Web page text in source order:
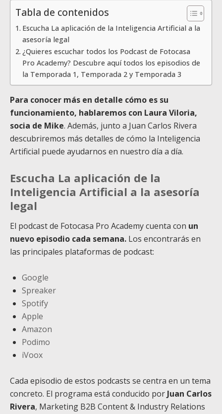
Tabla de contenidos
Escucha La aplicación de la Inteligencia Artificial a la
asesoría legal
¿Quieres escuchar todos los Podcast de Fotocasa
Pro Academy? Descubre aquí todos los episodios de
la Temporada 1, Temporada 2 y Temporada 3
Para conocer más en detalle cómo es su
funcionamiento, hablaremos con Laura Viloria,
socia de Mike. Además, junto a Juan Carlos Rivera
descubriremos más detalles de cómo la Inteligencia
Artificial puede ayudarnos en nuestro día a día.
Escucha La aplicación de la
Inteligencia Artificial a la asesoría
legal
El podcast de Fotocasa Pro Academy cuenta con un
nuevo episodio cada semana. Los encontrarás en
las principales plataformas de podcast:
Google
Spreaker
Spotify
Apple
Amazon
Podimo
iVoox
Cada episodio de estos podcasts se centra en un tema
concreto. El programa está conducido por Juan Carlos
Rivera, Marketing B2B Content & Industry Relations